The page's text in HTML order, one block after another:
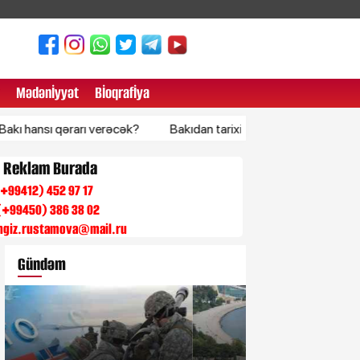
Mədənİyyət Bİoqrafİya
qərarı verəcək? Bakıdan tarixi müdaxilə: Netanyahu son
Burada
452 97 17
386 38 02
Gündəm